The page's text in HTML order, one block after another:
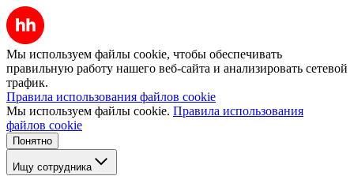
Мы используем файлы cookie, чтобы обеспечивать
правильную работу нашего веб-сайта и анализировать сетевой
трафик.
Правила использования файлов cookie
Мы используем файлы cookie. Правила использования
файлов cookie
Понятно
Ищу сотрудника